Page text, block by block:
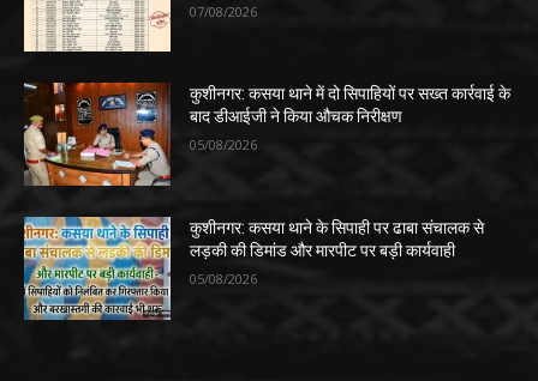
07/08/2026
कुशीनगर: कसया थाने में दो सिपाहियों पर सख्त कार्रवाई के
बाद डीआईजी ने किया औचक निरीक्षण
05/08/2026
कुशीनगर: कसया थाने के सिपाही पर ढाबा संचालक से
लड़की की डिमांड और मारपीट पर बड़ी कार्यवाही
05/08/2026